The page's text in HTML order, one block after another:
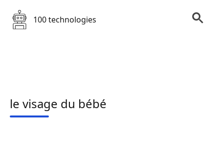
100 technologies
le visage du bébé